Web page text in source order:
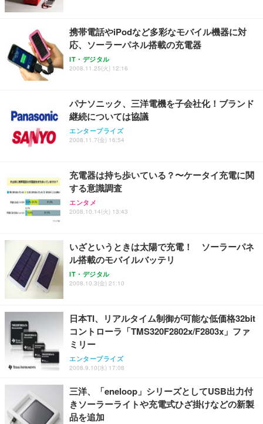
携帯電話やiPodなど多彩なモバイル機器に対
応、ソーラーパネル搭載の充電器
IT・デジタル
2008.11.25(火) 12:16
パナソニック、三洋電機を子会社化！ブランド
継続については協議
エンタープライズ
2008.11.7(金) 16:54
充電器は持ち歩いている？〜ケータイ充電に関
する意識調査
エンタメ
2008.10.14(火) 13:43
いざというときは太陽で充電！ ソーラーパネ
ル搭載のモバイルバッテリ
IT・デジタル
2008.10.3(金) 21:10
日本TI、リアルタイム制御が可能な低価格32bit
コントローラ「TMS320F2802x/F2803x」ファ
ミリー
エンタープライズ
2008.9.10(水) 17:08
三洋、「eneloop」シリーズとしてUSB出力付
きソーラーライトや充電式ひざ掛けなどの新製
品を追加